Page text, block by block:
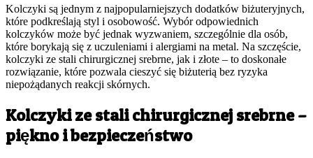
Kolczyki są jednym z najpopularniejszych dodatków biżuteryjnych,
które podkreślają styl i osobowość. Wybór odpowiednich
kolczyków może być jednak wyzwaniem, szczególnie dla osób,
które borykają się z uczuleniami i alergiami na metal. Na szczęście,
kolczyki ze stali chirurgicznej srebrne, jak i złote – to doskonałe
rozwiązanie, które pozwala cieszyć się biżuterią bez ryzyka
niepożądanych reakcji skórnych.
Kolczyki ze stali chirurgicznej srebrne –
piękno i bezpieczeństwo